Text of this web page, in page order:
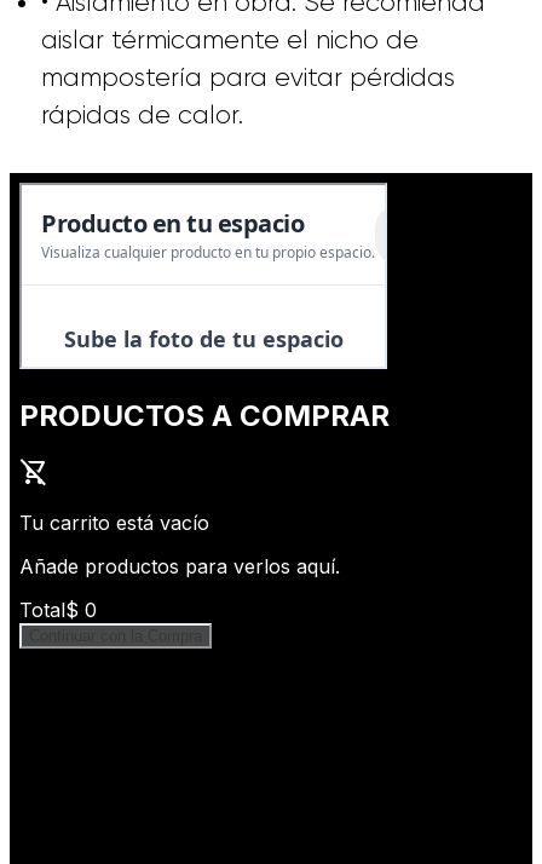
aislar térmicamente el nicho de
mampostería para evitar pérdidas
rápidas de calor.